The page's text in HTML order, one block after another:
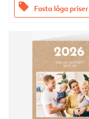
offers Fasta låga priser